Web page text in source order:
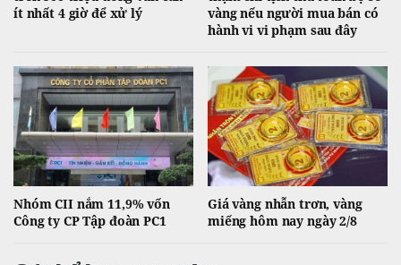
ít nhất 4 giờ để xử lý
vàng nếu người mua bán có
hành vi vi phạm sau đây
Nhóm CII nắm 11,9% vốn
Công ty CP Tập đoàn PC1
Giá vàng nhẫn trơn, vàng
miếng hôm nay ngày 2/8